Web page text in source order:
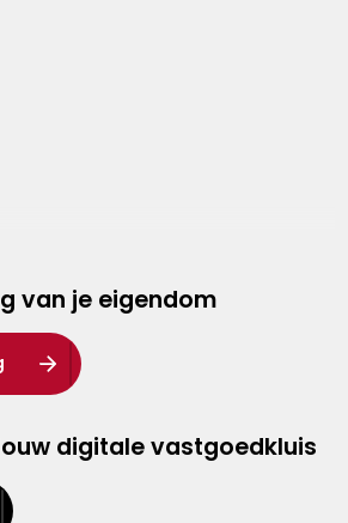
van je eigendom
digitale vastgoedkluis